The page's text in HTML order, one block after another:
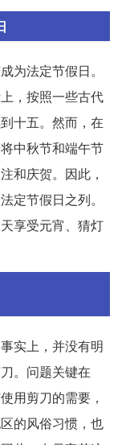
为法定节假日。
，按照一些古代
十五。然而，在
中秋节和端午节
和庆贺。因此，
定节假日之列。
享受元宵、猜灯
实上，并没有明
。问题关键在
用剪刀的需要，
的风俗习惯，也